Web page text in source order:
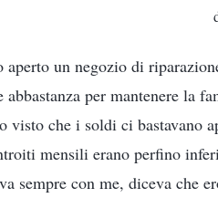
un negozio di
abbastanza per mantenere la
visto che i soldi ci bastavano
mensili erano perfino
sempre con me, diceva che